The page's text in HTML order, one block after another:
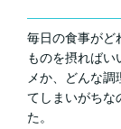
毎日の食事がど
ものを摂ればい
メか、どんな調
てしまいがちな
た。